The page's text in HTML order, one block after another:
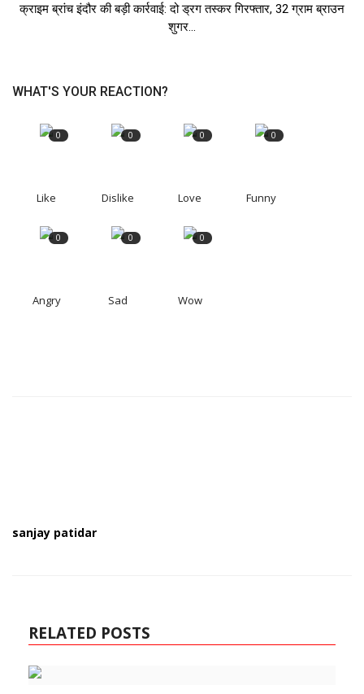
क्राइम ब्रांच इंदौर की बड़ी कार्रवाई: दो ड्रग तस्कर गिरफ्तार, 32 ग्राम ब्राउन
शुगर...
WHAT'S YOUR REACTION?
0
Like
0
Dislike
0
Love
0
Funny
0
Angry
0
Sad
0
Wow
sanjay patidar
RELATED POSTS